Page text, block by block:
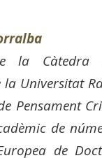
la Càtedra
la Universitat
Pensament
de
de